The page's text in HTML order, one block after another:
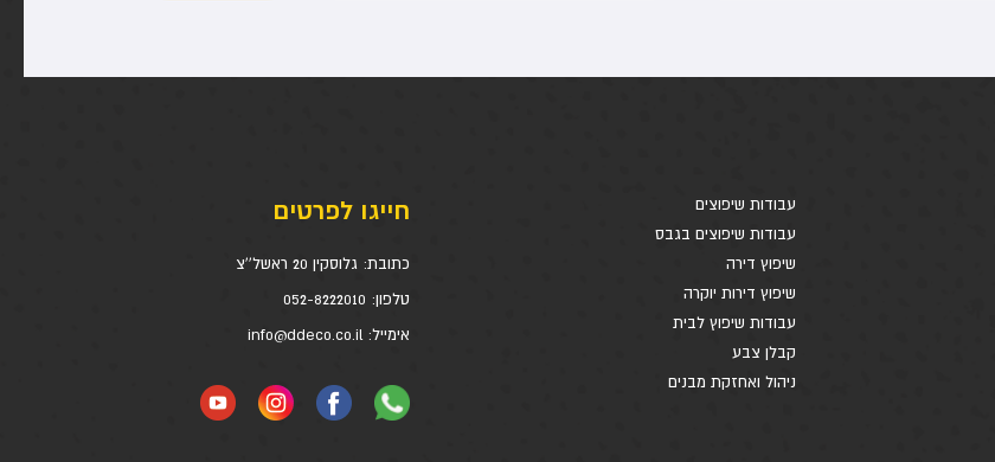
עבודות שיפוצים
עבודות שיפוצים בגבס
שיפוץ דירה
שיפוץ דירות יוקרה
עבודות שיפוץ לבית
קבלן צבע
ניהול ואחזקת מבנים
חייגו לפרטים
כתובת: גלוסקין 20 ראשל''צ
טלפון: 052-8222010
אימייל:info@ddeco.co.il